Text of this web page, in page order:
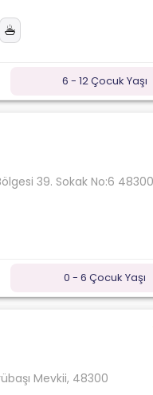
6 - 12 Çocuk Yaşı
39. Sokak No:6 48300
0 - 6 Çocuk Yaşı
Mevkii, 48300